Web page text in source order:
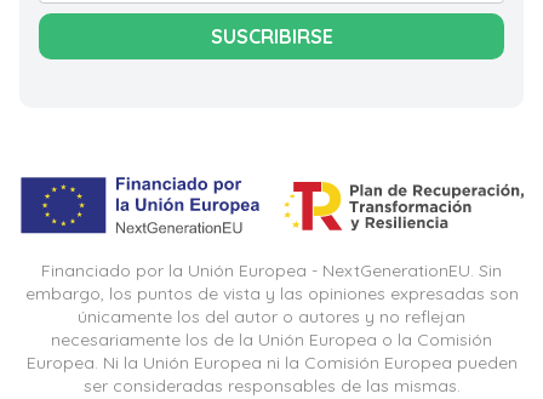
SUSCRIBIRSE
Financiado por la Unión Europea - NextGenerationEU. Sin
embargo, los puntos de vista y las opiniones expresadas son
únicamente los del autor o autores y no reflejan
necesariamente los de la Unión Europea o la Comisión
Europea. Ni la Unión Europea ni la Comisión Europea pueden
ser consideradas responsables de las mismas.